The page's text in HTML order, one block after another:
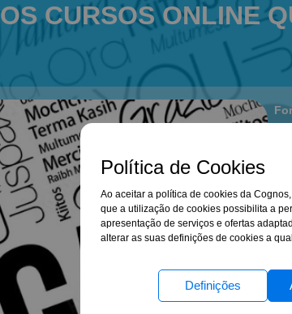
Política de Cookies
Ao aceitar a política de cookies da
que a utilização de cookies possibilita a
apresentação de serviços e ofertas
alterar as suas definições de cookies a
Definições
OS CURSOS ONLINE
a
a
ou